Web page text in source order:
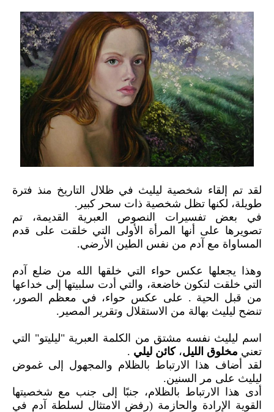
لقد تم إلقاء شخصية ليليث في ظلال التاريخ منذ فترة
طويلة، لكنها تظل شخصية ذات سحر كبير.
في بعض تفسيرات النصوص العبرية القديمة، تم
تصويرها على أنها المرأة الأولى التي خلقت على قدم
المساواة مع آدم من نفس الطين الأرضي.
وهذا يجعلها عكس حواء التي خلقها الله من ضلع آدم
التي خلقت لتكون خاضعة، والتي أدت سلبيتها إلى خداعها
من قبل الحية . على عكس حواء، في معظم الصور،
تنضح ليليث بهالة من الاستقلال وتقرير المصير.
اسم ليليث نفسه مشتق من الكلمة العبرية "ليليتو" التي
تعني مخلوق الليل،كائن ليلي .
لقد أضاف هذا الارتباط بالظلام والمجهول إلى غموض
ليليث على مر السنين.
أدى هذا الارتباط بالظلام، جنبًا إلى جنب مع شخصيتها
القوية الإرادة والحازمة (رفض الامتثال لسلطة آدم في